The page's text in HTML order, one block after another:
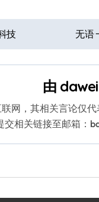
技 无语
由 dawei
网，其相关言论仅
相关链接至邮箱：